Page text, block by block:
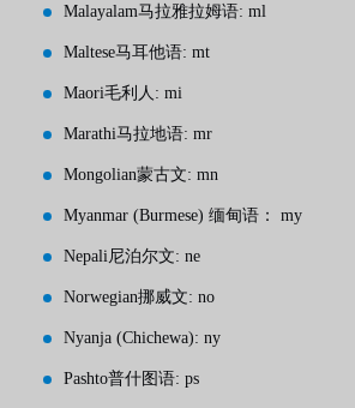
Malayalam马拉雅拉姆语: ml
Maltese马耳他语: mt
Maori毛利人: mi
Marathi马拉地语: mr
Mongolian蒙古文: mn
Myanmar (Burmese) 缅甸语： my
Nepali尼泊尔文: ne
Norwegian挪威文: no
Nyanja (Chichewa): ny
Pashto普什图语: ps